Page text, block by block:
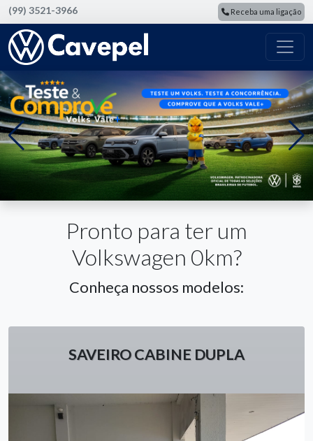
(99) 3521-3966 Receba uma ligação
Pronto para ter um
Volkswagen 0km?
Conheça nossos modelos:
SAVEIRO CABINE DUPLA